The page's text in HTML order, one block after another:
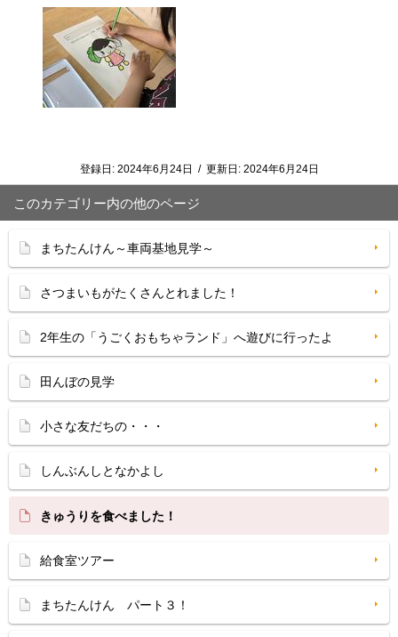
登録日: 2024年6月24日 / 更新日: 2024年6月24日
このカテゴリー内の他のページ
まちたんけん～車両基地見学～
さつまいもがたくさんとれました！
2年生の「うごくおもちゃランド」へ遊びに行ったよ
田んぼの見学
小さな友だちの・・・
しんぶんしとなかよし
きゅうりを食べました！
給食室ツアー
まちたんけん パート３！